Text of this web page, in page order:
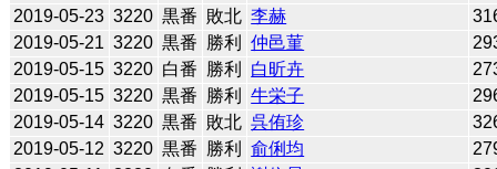
2019-05-23 3220 黒番 敗北 李赫
2019-05-21 3220 黒番 勝利 仲邑菫
2019-05-15 3220 白番 勝利 白昕卉
2019-05-15 3220 黒番 勝利 牛栄子
2019-05-14 3220 黒番 敗北 呉侑珍
2019-05-12 3220 黒番 勝利 俞俐均